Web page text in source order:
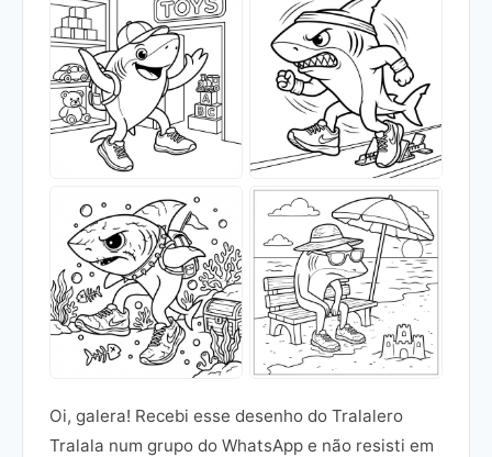
Oi, galera! Recebi esse desenho do Tralalero
Tralala num grupo do WhatsApp e não resisti em